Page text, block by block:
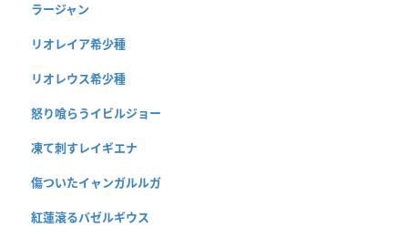
ラージャン
リオレイア希少種
リオレウス希少種
怒り喰らうイビルジョー
凍て刺すレイギエナ
傷ついたイャンガルルガ
紅蓮滾るバゼルギウス